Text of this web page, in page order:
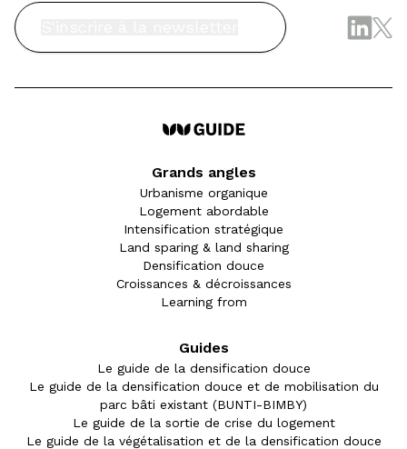
Grands angles
Urbanisme organique
Logement abordable
Intensification stratégique
Land sparing & land sharing
Densification douce
Croissances & décroissances
Learning from
Guides
Le guide de la densification douce
Le guide de la densification douce et de mobilisation du
parc bâti existant (BUNTI-BIMBY)
Le guide de la sortie de crise du logement
Le guide de la végétalisation et de la densification douce